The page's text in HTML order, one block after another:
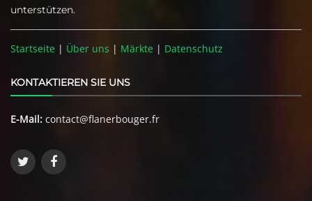
unterstützen.
Startseite | Über uns | Märkte | Datenschutz
KONTAKTIEREN SIE UNS
E-Mail: contact@flanerbouger.fr